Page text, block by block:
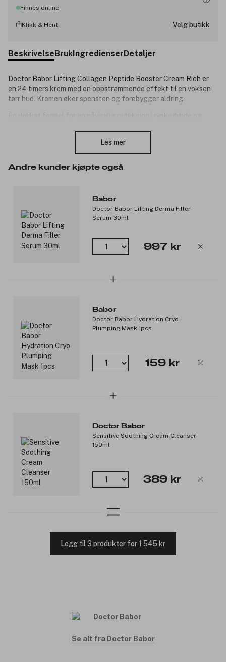
Finnes online
Klikk & Hent Velg butikk
BeskrivelseBrukIngredienserDetaljer
Doctor Babor Lifting Collagen Peptide Booster Cream Rich er
en 24 timers krem med en oppstrammende effekt til en voksen
tørr hud. Kremen øker spensten og forebygger aldring.
plantebasert kollagen forbedrer hudens elastisitet for å
redusere tap av kontur og vevsfasthet. 3% Squalane og
jojobaolje beholder fuktighet og myker fine linjer, og nærende
3312046
Les mer
Andre kunder kjøpte også
Babor
Doctor Babor Lifting Derma Filler
Serum 30ml
997 kr
Babor
Doctor Babor Hydration Cryo
Plumping Mask 1pcs
159 kr
Doctor Babor
Sensitive Soothing Cream Cleanser
150ml
389 kr
Legg til 3 produkter for 1 545 kr
Se alt fra Doctor Babor